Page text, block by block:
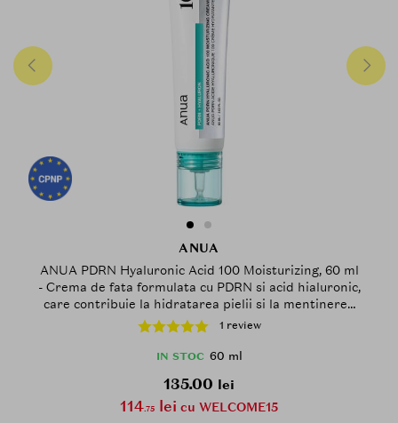
ANUA
ANUA PDRN Hyaluronic Acid 100 Moisturizing, 60 ml
- Crema de fata formulata cu PDRN si acid hialuronic,
care contribuie la hidratarea pielii si la mentinerea
confortului cutanat
1 review
IN STOC 60 ml
135.00 lei
114.75 lei cu WELCOME15